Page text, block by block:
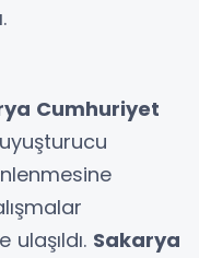
Cumhuriyet
Sakarya